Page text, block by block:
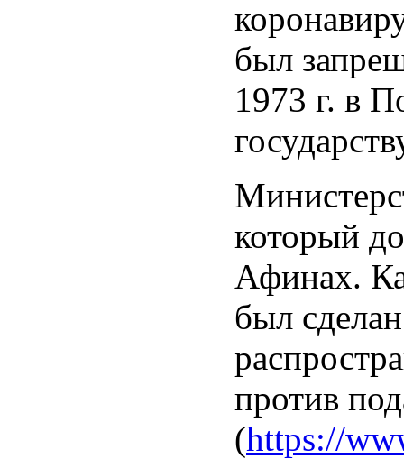
был
1973 г. в
который
Афинах.
был
против
(https://